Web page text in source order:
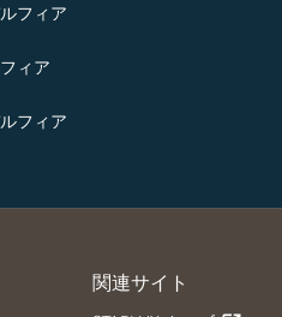
フィア
ィア
フィア
関連サイト